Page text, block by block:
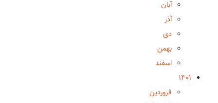
آبان
آذر
دی
بهمن
اسفند
1401
فروردین